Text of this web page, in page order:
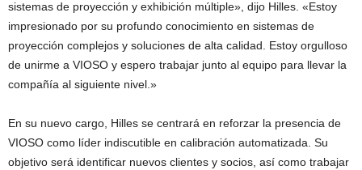
sistemas de proyección y exhibición múltiple», dijo Hilles. «Estoy
impresionado por su profundo conocimiento en sistemas de
proyección complejos y soluciones de alta calidad. Estoy orgulloso
de unirme a VIOSO y espero trabajar junto al equipo para llevar la
compañía al siguiente nivel.»
En su nuevo cargo, Hilles se centrará en reforzar la presencia de
VIOSO como líder indiscutible en calibración automatizada. Su
objetivo será identificar nuevos clientes y socios, así como trabajar